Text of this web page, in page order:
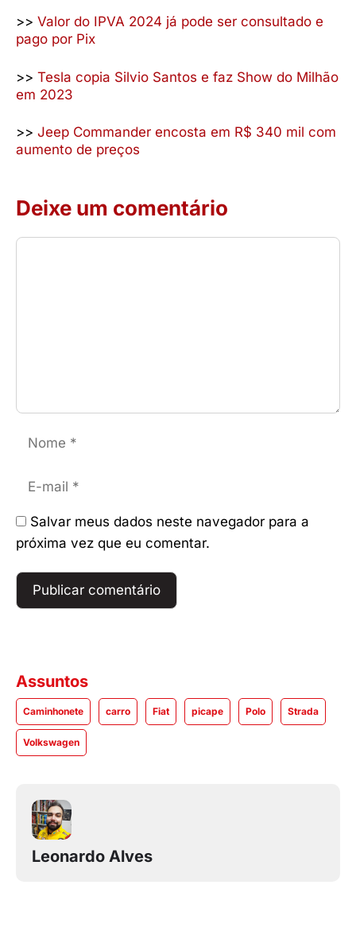
>> Valor do IPVA 2024 já pode ser consultado e
pago por Pix
>> Tesla copia Silvio Santos e faz Show do Milhão
em 2023
>> Jeep Commander encosta em R$ 340 mil com
aumento de preços
Deixe um comentário
Comentário
mail
Salvar meus dados neste navegador para a
próxima vez que eu comentar.
Assuntos
Caminhonete carro Fiat picape Polo Strada
Volkswagen
Leonardo Alves